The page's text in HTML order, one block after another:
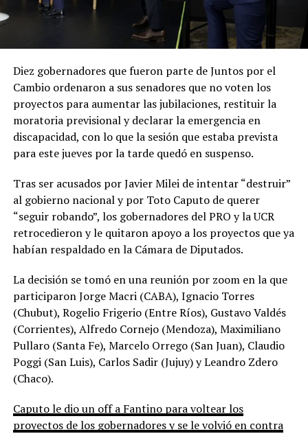
Diez gobernadores que fueron parte de Juntos por el
Cambio ordenaron a sus senadores que no votenlos
proyectos para aumentar las jubilaciones, restituir la
moratoria previsional y declarar la emergencia en
discapacidad, con lo que la sesión que estaba prevista
para este jueves por la tarde quedó en suspenso.
Tras ser acusados por Javier Milei de intentar “destruir”
al gobierno nacional y por Toto Caputo de querer
“seguir robando”, los gobernadores del PRO y la UCR
retrocedieron y le quitaron apoyo a los proyectos que ya
habían respaldado en la Cámara de Diputados.
La decisión se tomó en una reunión por zoom en la que
participaron Jorge Macri (CABA), Ignacio Torres
(Chubut), Rogelio Frigerio (Entre Ríos), Gustavo Valdés
(Corrientes), Alfredo Cornejo (Mendoza), Maximiliano
Pullaro (Santa Fe), Marcelo Orrego (San Juan), Claudio
Poggi (San Luis), Carlos Sadir (Jujuy) y Leandro Zdero
(Chaco).
Caputo le dio un off a Fantino para voltear los
proyectos de los gobernadores y se le volvió en contra